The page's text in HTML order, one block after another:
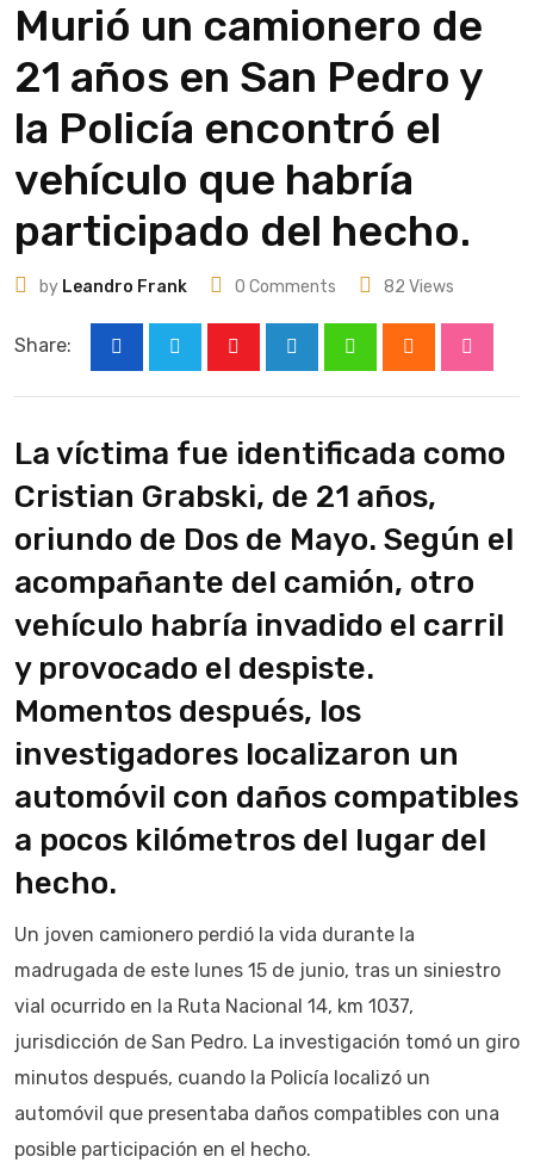
Murió un camionero de
21 años en San Pedro y
la Policía encontró el
vehículo que habría
participado del hecho.
by Leandro Frank 0 Comments 82 Views
Share:
La víctima fue identificada como
Cristian Grabski, de 21 años,
oriundo de Dos de Mayo. Según el
acompañante del camión, otro
vehículo habría invadido el carril
y provocado el despiste.
Momentos después, los
investigadores localizaron un
automóvil con daños compatibles
a pocos kilómetros del lugar del
hecho.
Un joven camionero perdió la vida durante la
madrugada de este lunes 15 de junio, tras un siniestro
vial ocurrido en la Ruta Nacional 14, km 1037,
jurisdicción de San Pedro. La investigación tomó un giro
minutos después, cuando la Policía localizó un
automóvil que presentaba daños compatibles con una
posible participación en el hecho.